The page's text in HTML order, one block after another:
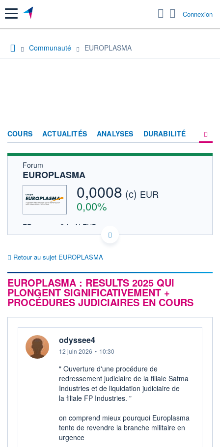
Menu Connexion
Communauté EUROPLASMA
COURS ACTUALITÉS ANALYSES DURABILITÉ
FORUM
ACTIONNAIRES
Forum
EUROPLASMA
0,0008 (c) EUR
0,00%
FR0014011QJ8 ALEUP
EURONEXT PARIS DONNÉES TEMPS RÉEL
Cotation sur les autres places
0,0008
OUVERTURE
0,0008
+ BAS
0,0006
19 508 507
CAPITAL ÉCHANGÉ
1,15%
07.08.26 / 17:26:30
LIMITE À LA
Retour au sujet EUROPLASMA
EUROPLASMA : RESULTS 2025 QUI
PLONGENT SIGNIFICATIVEMENT +
PROCÉDURES JUDICIAIRES EN COURS
odyssee4
12 juin 2026 • 10:30
" Ouverture d'une procédure de
redressement judiciaire de la filiale Satma
Industries et de liquidation judiciaire de
la filiale FP Industries. "
on comprend mieux pourquoi Europlasma
tente de revendre la branche militaire en
urgence